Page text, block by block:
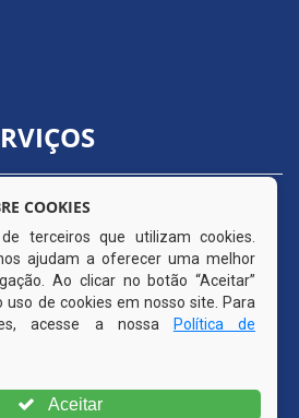
(e-SIC)
COOKIES
terceiros que utilizam cookies.
ajudam a oferecer uma melhor
Ao clicar no botão “Aceitar”
uso de cookies em nosso site. Para
acesse a nossa
Política de
Aceitar